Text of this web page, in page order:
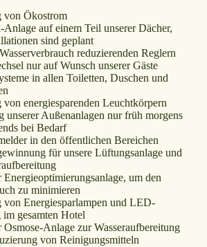
von Ökostrom
auf einem Teil unserer Dächer,
sind geplant
reduzierenden Reglern
nur auf Wunsch unserer Gäste
in allen Toiletten, Duschen und
von energiesparenden Leuchtkörpern
unserer Außenanlagen nur früh morgens
bei Bedarf
in den öffentlichen Bereichen
für unsere Lüftungsanlage und
Energieoptimierungsanlage, um den
zu minimieren
von Energiesparlampen und LED-
gesamten Hotel
Osmose-Anlage zur Wasseraufbereitung
von Reinigungsmitteln